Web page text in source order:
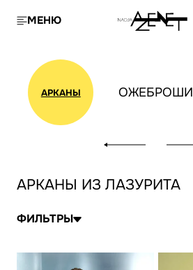
МЕНЮ
АРКАНЫ ОЖЕБРОШИ
АРКАНЫ ИЗ ЛАЗУРИТА
ФИЛЬТРЫ